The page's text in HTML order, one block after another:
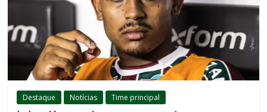
Destaque Notícias Time principal